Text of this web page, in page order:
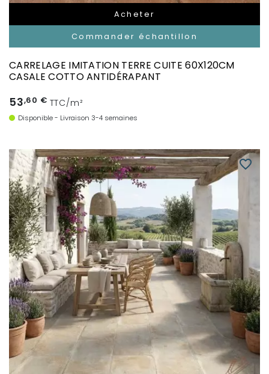
Acheter
Commander échantillon
CARRELAGE IMITATION TERRE CUITE 60X120CM
CASALE COTTO ANTIDÉRAPANT
53,60 € TTC/m²
Disponible - Livraison 3-4 semaines
favorite_border